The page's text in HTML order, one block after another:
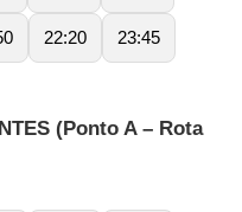
22:20 23:45
(Ponto A – Rota